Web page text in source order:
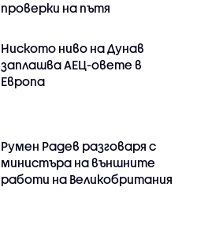
проверки на пътя
Ниското ниво на Дунав
заплашва АЕЦ-овете в
Европа
Румен Радев разговаря с
министъра на външните
работи на Великобритания